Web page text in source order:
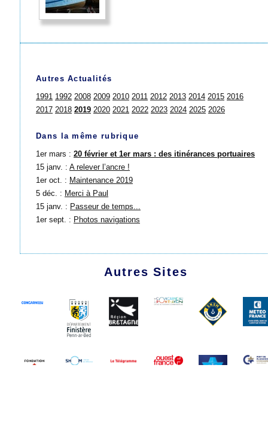
Autres Actualités
1991 1992 2008 2009 2010 2011 2012 2013 2014 2015 2016
2017 2018 2019 2020 2021 2022 2023 2024 2025 2026
Dans la même rubrique
1er mars : 20 février et 1er mars : des itinérances portuaires
15 janv. : A relever l’ancre !
1er oct. : Maintenance 2019
5 déc. : Merci à Paul
15 janv. : Passeur de temps...
1er sept. : Photos navigations
Autres Sites